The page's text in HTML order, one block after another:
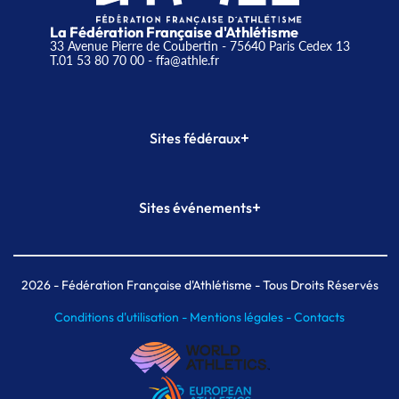
La Fédération Française d'Athlétisme
33 Avenue Pierre de Coubertin - 75640 Paris Cedex 13
T.01 53 80 70 00- ffa@athle.fr
Sites fédéraux+
Plateforme Formation
Sites événements+
Meeting de Paris indoor
MAIF Ekiden de Paris
2026- Fédération Française d'Athlétisme - Tous Droits Réservés
Conditions d'utilisation - Mentions légales -Contacts